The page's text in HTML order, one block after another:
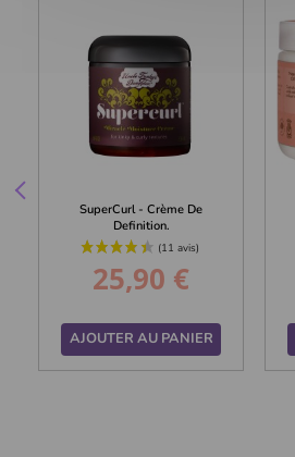
SuperCurl - Crème De
Definition.
Prix
25,90 €
AJOUTER AU PANIER